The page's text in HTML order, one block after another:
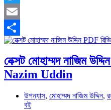
Nazim
Twitter
Email
Share
নেক্সট মোহাম্মদ নাজিম
Nazim Uddin
উপন্যাস, মোহাম্মদ নাজিম উদ্দিন,
বই